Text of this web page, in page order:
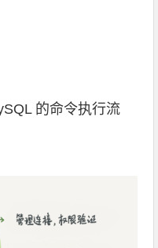
的命令执行流